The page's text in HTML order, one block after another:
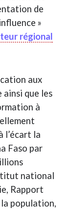
de
»
régional
aux
que les
à
l’écart la
Faso par
national
Rapport
population,